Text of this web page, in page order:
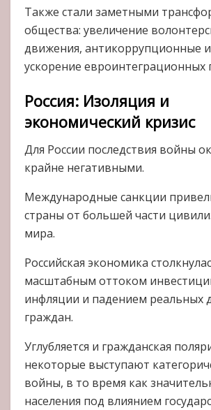
Также стали заметными
общества: увеличение
движения, антикоррупционные
ускорение евроинтеграционных
Россия: Изоляция и
экономический кризис
Для России последствия войны
крайне негативными.
Международные санкции
страны от большей части
мира.
Российская экономика
масштабным оттоком
инфляции и падением реальных
граждан.
Углубляется и гражданская
некоторые выступают
войны, в то время как
населения под влиянием